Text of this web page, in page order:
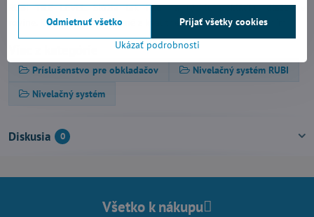
RUBI TILE LEVEL. Slúžia tak isto na rýchlu pokládku dlažby v
rovine. Kliešte sú vyhotovené z kvalitného kovu s pogumovaním.
Príslušenstvo pre obkladačov
Nivelačný systém RUBI
Nivelačný systém
Diskusia 0
Všetko k nákupu
Ukázať podrobnosti
Prijať všetky cookies
Odmietnuť všetko